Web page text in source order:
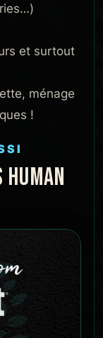
et surtout
ménage
!
HUMAN